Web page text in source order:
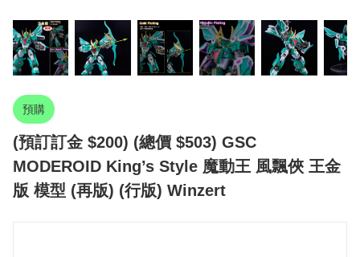
預購
(預訂訂金 $200) (總價 $503) GSC
MODEROID King’s Style 魔動王 風飄俠 王金
版 模型 (再版) (行版) Winzert